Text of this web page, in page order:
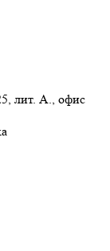
лит. А., офис